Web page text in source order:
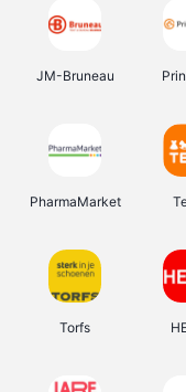
JM-Bruneau
PharmaMarket
Torfs